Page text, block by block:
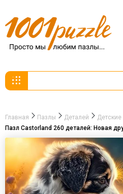
Главная Пазлы Деталей
Пазл Castorland 260 деталей: Новая